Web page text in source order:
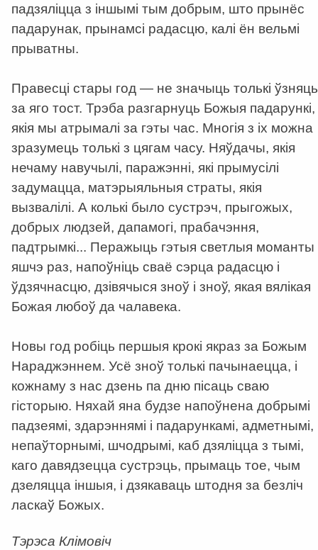
падзяліцца з іншымі тым добрым, што прынёс
падарунак, прынамсі радасцю, калі ён вельмі
прыватны.
Правесці стары год — не значыць толькі ўзняць
за яго тост. Трэба разгарнуць Божыя падарункі,
якія мы атрымалі за гэты час. Многія з іх можна
зразумець толькі з цягам часу. Няўдачы, якія
нечаму навучылі, паражэнні, які прымусілі
задумацца, матэрыяльныя страты, якія
вызвалілі. А колькі было сустрэч, прыгожых,
добрых людзей, дапамогі, прабачэння,
падтрымкі... Перажыць гэтыя светлыя моманты
яшчэ раз, напоўніць сваё сэрца радасцю і
ўдзячнасцю, дзівячыся зноў і зноў, якая вялікая
Божая любоў да чалавека.
Новы год робіць першыя крокі якраз за Божым
Нараджэннем. Усё зноў толькі пачынаецца, і
кожнаму з нас дзень па дню пісаць сваю
гісторыю. Няхай яна будзе напоўнена добрымі
падзеямі, здарэннямі і падарункамі, адметнымі,
непаўторнымі, шчодрымі, каб дзяліцца з тымі,
каго давядзецца сустрэць, прымаць тое, чым
дзеляцца іншыя, і дзякаваць штодня за безліч
ласкаў Божых.
Тэрэса Клімовіч